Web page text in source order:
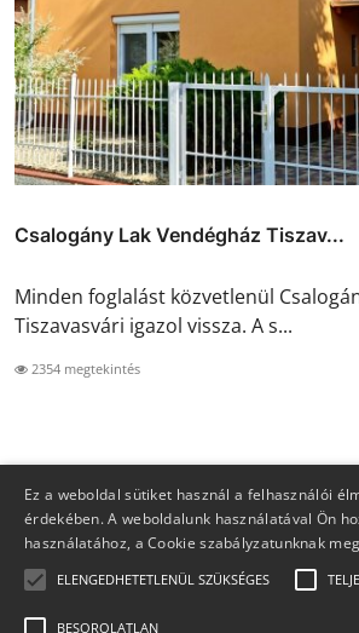
Csalogány Lak Vendégház Tiszav...
Minden foglalást közvetlenül
Tiszavasvári igazol vissza. A s...
2354 megtekintés
Ez a weboldal sütiket használ a felhasználói
érdekében. A weboldalunk használatával Ön
használatához, a Cookie szabályzatunknak
ELENGEDHETETLENÜL SZÜKSÉGES
BESOROLATLAN